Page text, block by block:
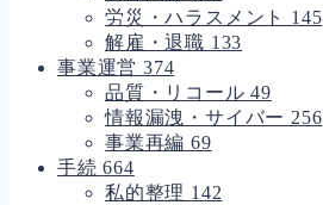
労災・ハラスメント 145
解雇・退職 133
事業運営 374
品質・リコール49
情報漏洩・サイバー 256
事業再編 69
手続664
私的整理 142